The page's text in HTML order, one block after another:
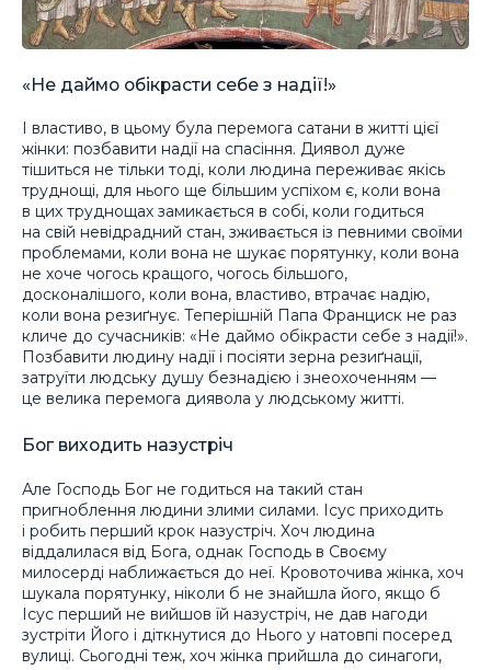
«Не даймо обікрасти себе з надії!»
І властиво, в цьому була перемога сатани в житті цієї
жінки: позбавити надії на спасіння. Диявол дуже
тішиться не тільки тоді, коли людина переживає якісь
труднощі, для нього ще більшим успіхом є, коли вона
в цих труднощах замикається в собі, коли годиться
на свій невідрадний стан, зживається із певними своїми
проблемами, коли вона не шукає порятунку, коли вона
не хоче чогось кращого, чогось більшого,
досконалішого, коли вона, властиво, втрачає надію,
коли вона резиґнує. Теперішній Папа Франциск не раз
кличе до сучасників: «Не даймо обікрасти себе з надії!».
Позбавити людину надії і посіяти зерна резиґнації,
затруїти людську душу безнадією і знеохоченням —
це велика перемога диявола у людському житті.
Бог виходить назустріч
Але Господь Бог не годиться на такий стан
пригноблення людини злими силами. Ісус приходить
і робить перший крок назустріч. Хоч людина
віддалилася від Бога, однак Господь в Своєму
милосерді наближається до неї. Кровоточива жінка, хоч
шукала порятунку, ніколи б не знайшла його, якщо б
Ісус перший не вийшов їй назустріч, не дав нагоди
зустріти Його і діткнутися до Нього у натовпі посеред
вулиці. Сьогодні теж, хоч жінка прийшла до синагоги,